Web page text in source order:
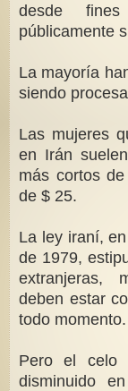
desde
públicamente
La mayoría
siendo
Las mujeres
en Irán
más cortos
de $ 25.
La ley iraní,
de 1979,
extranjeras,
deben estar
todo momento.
Pero el celo
disminuido